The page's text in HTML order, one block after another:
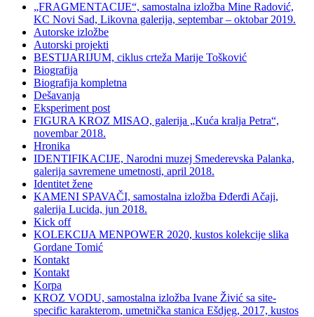
„FRAGMENTACIJE“, samostalna izložba Mine Radović,
KC Novi Sad, Likovna galerija, septembar – oktobar 2019.
Autorske izložbe
Autorski projekti
BESTIJARIJUM, ciklus crteža Marije Tošković
Biografija
Biografija kompletna
Dešavanja
Eksperiment post
FIGURA KROZ MISAO, galerija „Kuća kralja Petra“,
novembar 2018.
Hronika
IDENTIFIKACIJE, Narodni muzej Smederevska Palanka,
galerija savremene umetnosti, april 2018.
Identitet žene
KAMENI SPAVAČI, samostalna izložba Đđerđi Ačaji,
galerija Lucida, jun 2018.
Kick off
KOLEKCIJA MENPOWER 2020, kustos kolekcije slika
Gordane Tomić
Kontakt
Kontakt
Korpa
KROZ VODU, samostalna izložba Ivane Živić sa site-
specific karakterom, umetnička stanica Ešdjeg, 2017, kustos